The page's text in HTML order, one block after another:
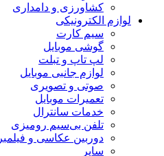
کشاورزی و دامداری
لوازم الکترونیکی
سیم کارت
گوشی موبایل
لپ تاپ و تبلت
لوازم جانبی موبایل
صوتی و تصویری
تعمیرات موبایل
خدمات سانترال
تلفن بی‌سیم رومیزی
دوربین عکاسی و فیلمبرداری
سایر